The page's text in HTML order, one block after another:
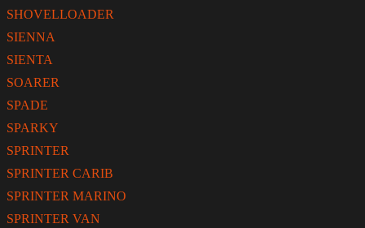
SHOVELLOADER
SIENNA
SIENTA
SOARER
SPADE
SPARKY
SPRINTER
SPRINTER CARIB
SPRINTER MARINO
SPRINTER VAN